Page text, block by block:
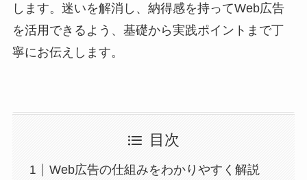
します。迷いを解消し、納得感を持ってWeb広告
を活用できるよう、基礎から実践ポイントまで丁
寧にお伝えします。
目次
Web広告の仕組みをわかりやすく解説